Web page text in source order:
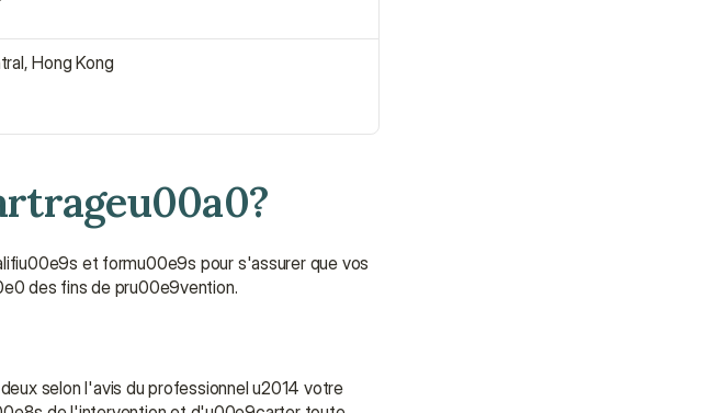
Hong Kong
et formu00e9s pour s'assurer que vos
des fins de pru00e9vention.
selon l'avis du professionnel u2014 votre